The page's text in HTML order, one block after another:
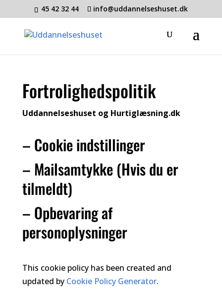
45 42 32 44 info@uddannelseshuset.dk
Fortrolighedspolitik
Uddannelseshuset og Hurtiglæsning.dk
– Cookie indstillinger
– Mailsamtykke (Hvis du er
tilmeldt)
– Opbevaring af
personoplysninger
This cookie policy has been created and
updated by Cookie Policy Generator.